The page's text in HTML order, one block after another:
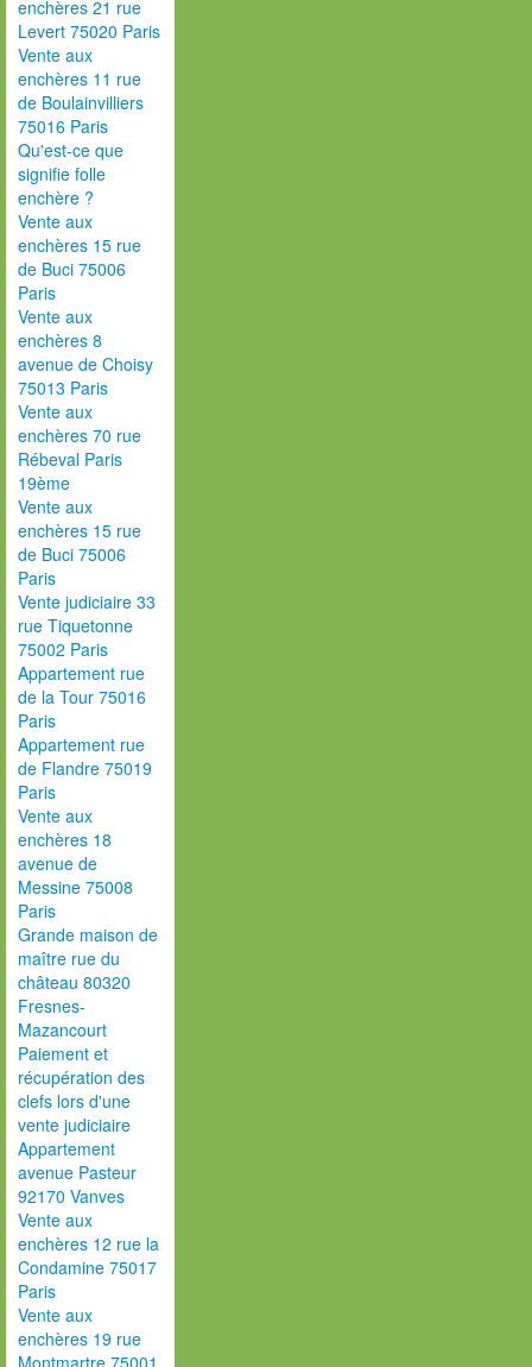
enchères 21 rue
Levert 75020 Paris
Vente aux
enchères 11 rue
de Boulainvilliers
75016 Paris
Qu'est-ce que
signifie folle
enchère ?
Vente aux
enchères 15 rue
de Buci 75006
Paris
Vente aux
enchères 8
avenue de Choisy
75013 Paris
Vente aux
enchères 70 rue
Rébeval Paris
19ème
Vente aux
enchères 15 rue
de Buci 75006
Paris
Vente judiciaire 33
rue Tiquetonne
75002 Paris
Appartement rue
de la Tour 75016
Paris
Appartement rue
de Flandre 75019
Paris
Vente aux
enchères 18
avenue de
Messine 75008
Paris
Grande maison de
maître rue du
château 80320
Fresnes-
Mazancourt
Paiement et
récupération des
clefs lors d'une
vente judiciaire
Appartement
avenue Pasteur
92170 Vanves
Vente aux
enchères 12 rue la
Condamine 75017
Paris
Vente aux
enchères 19 rue
Montmartre 75001